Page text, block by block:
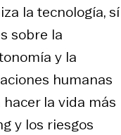
la tecnología, sí
sobre la
y la
humanas
la vida más
y los riesgos